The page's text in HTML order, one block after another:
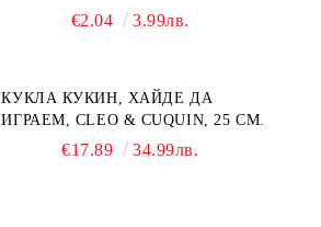
€2.04 3.99лв.
КУКЛА КУКИН, ХАЙДЕ ДА
ИГРАЕМ, CLEO & CUQUIN, 25 СМ.
€17.89 34.99лв.